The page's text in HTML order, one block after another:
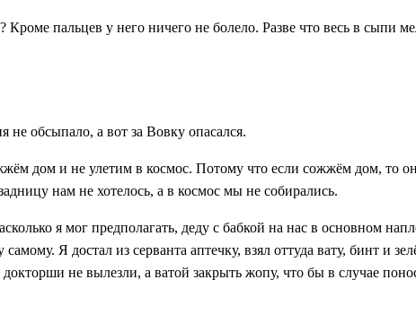
пальцев у него ничего не болело. Разве что весь в сыпи
обсыпало, а вот за Вовку опасался.
дом и не улетим в космос. Потому что если сожжём дом, то
нам не хотелось, а в космос мы не собирались.
я мог предполагать, деду с бабкой на нас в основном
Я достал из серванта аптечку, взял оттуда вату, бинт и
докторши не вылезли, а ватой закрыть жопу, что бы в случае